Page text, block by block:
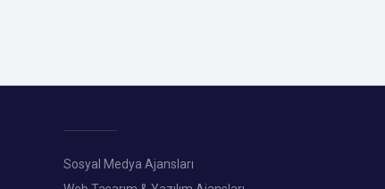
Sosyal Medya Ajansları